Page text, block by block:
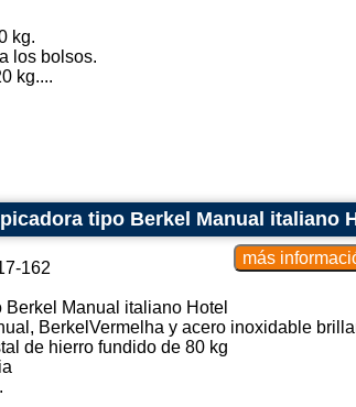
kg.
los bolsos.
kg....
tipo Berkel Manual italiano
162
Manual italiano Hotel
BerkelVermelha y acero inoxidable
de hierro fundido de 80 kg